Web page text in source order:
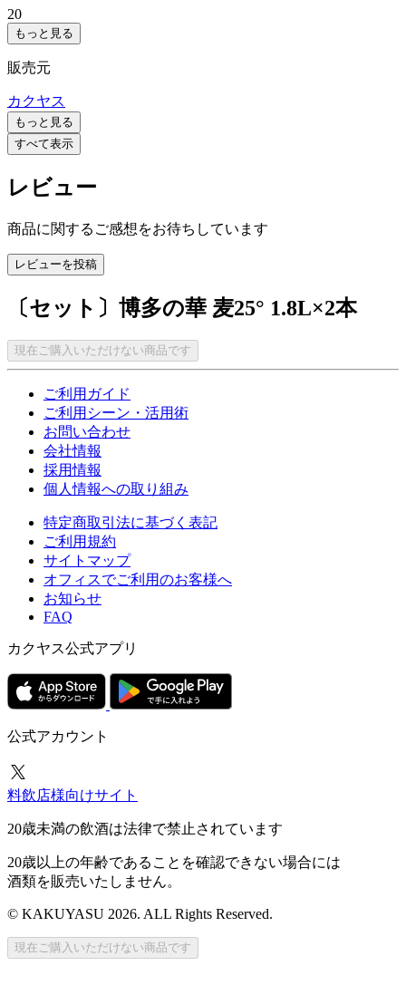
20
もっと見る
販売元
カクヤス
もっと見る
すべて表示
レビュー
商品に関するご感想をお待ちしています
レビューを投稿
〔セット〕博多の華 麦25° 1.8L×2本
現在ご購入いただけない商品です
ご利用ガイド
ご利用シーン・活用術
お問い合わせ
会社情報
採用情報
個人情報への取り組み
特定商取引法に基づく表記
ご利用規約
サイトマップ
オフィスでご利用のお客様へ
お知らせ
FAQ
カクヤス公式アプリ
公式アカウント
料飲店様向けサイト
20歳未満の飲酒は法律で禁止されています
20歳以上の年齢であることを確認できない場合には
酒類を販売いたしません。
© KAKUYASU 2026. ALL Rights Reserved.
現在ご購入いただけない商品です